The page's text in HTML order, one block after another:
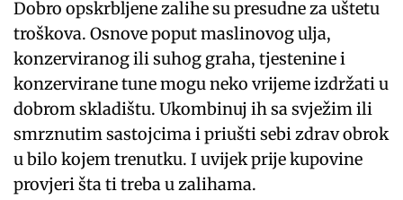
Dobro opskrbljene zalihe su presudne za uštetu
troškova. Osnove poput maslinovog ulja,
konzerviranog ili suhog graha, tjestenine i
konzervirane tune mogu neko vrijeme izdržati u
dobrom skladištu. Ukombinuj ih sa svježim ili
smrznutim sastojcima i priušti sebi zdrav obrok
u bilo kojem trenutku. I uvijek prije kupovine
provjeri šta ti treba u zalihama.